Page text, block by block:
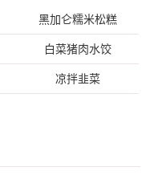
黑加仑糯米松糕
白菜猪肉水饺
凉拌韭菜